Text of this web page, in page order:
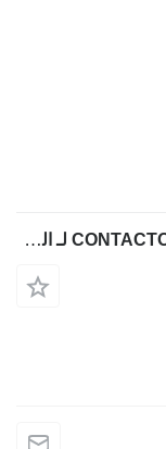
CONTACTOR COMPLET Jungheinrich 51296863 لـ المعدة المستخدمة في المستودع